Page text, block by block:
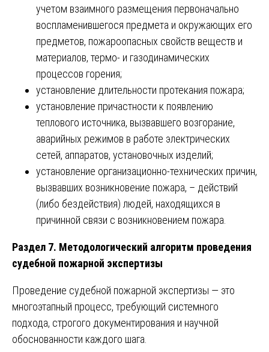
учетом взаимного размещения первоначально
воспламенившегося предмета и окружающих его
предметов, пожароопасных свойств веществ и
материалов, термо- и газодинамических
процессов горения;
установление длительности протекания пожара;
установление причастности к появлению
теплового источника, вызвавшего возгорание,
аварийных режимов в работе электрических
сетей, аппаратов, установочных изделий;
установление организационно-технических причин,
вызвавших возникновение пожара, – действий
(либо бездействия) людей, находящихся в
причинной связи с возникновением пожара.
Раздел 7. Методологический алгоритм проведения
судебной пожарной экспертизы
Проведение судебной пожарной экспертизы — это
многоэтапный процесс, требующий системного
подхода, строгого документирования и научной
обоснованности каждого шага.